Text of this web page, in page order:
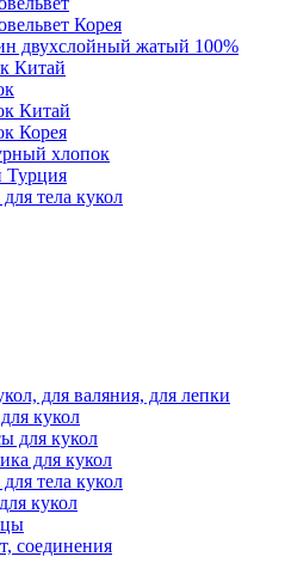
Корея
двухслойный жатый 100%
Китай
Китай
Корея
хлопок
Турция
тела кукол
для валяния, для лепки
кукол
для кукол
для кукол
тела кукол
кукол
соединения